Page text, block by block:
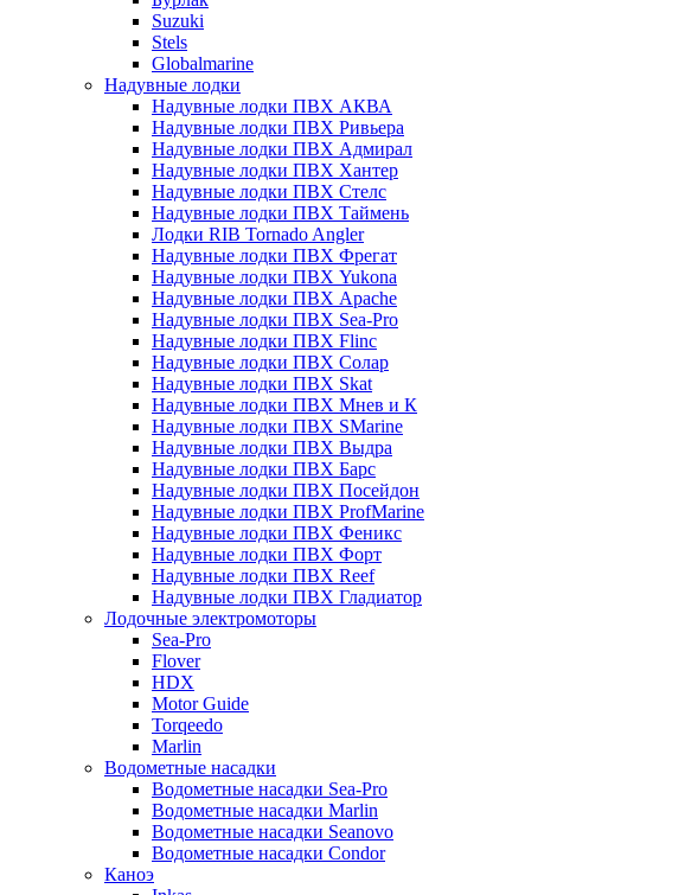
Suzuki
Stels
Globalmarine
Надувные лодки
Надувные лодки ПВХ АКВА
Надувные лодки ПВХ Ривьера
Надувные лодки ПВХ Адмирал
Надувные лодки ПВХ Хантер
Надувные лодки ПВХ Стелс
Надувные лодки ПВХ Таймень
Лодки RIB Tornado Angler
Надувные лодки ПВХ Фрегат
Надувные лодки ПВХ Yukona
Надувные лодки ПВХ Apache
Надувные лодки ПВХ Sea-Pro
Надувные лодки ПВХ Flinc
Надувные лодки ПВХ Солар
Надувные лодки ПВХ Skat
Надувные лодки ПВХ Мнев и К
Надувные лодки ПВХ SMarine
Надувные лодки ПВХ Выдра
Надувные лодки ПВХ Барс
Надувные лодки ПВХ Посейдон
Надувные лодки ПВХ ProfMarine
Надувные лодки ПВХ Феникс
Надувные лодки ПВХ Форт
Надувные лодки ПВХ Reef
Надувные лодки ПВХ Гладиатор
Лодочные электромоторы
Sea-Pro
Flover
HDX
Motor Guide
Torqeedo
Marlin
Водометные насадки
Водометные насадки Sea-Pro
Водометные насадки Marlin
Водометные насадки Seanovo
Водометные насадки Condor
Каноэ